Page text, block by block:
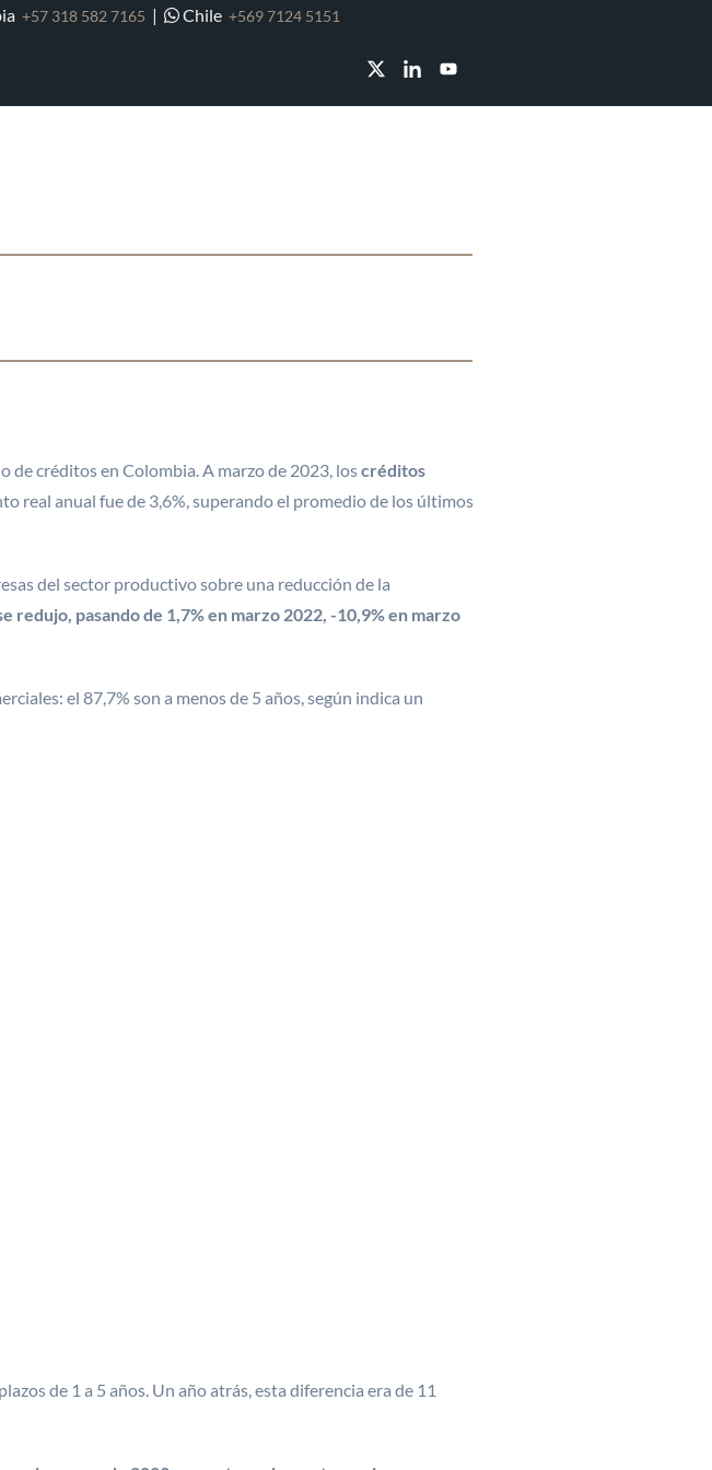
+57 318 582 7165 | Chile+569 7124 5151
A CRÉDITOS A CORTO
créditos en Colombia. A marzo de 2023, loscréditos
real anual fue de 3,6%, superando el promedio de los últimos
del sector productivo sobre una reducción de la
redujo, pasando de 1,7% en marzo 2022, -10,9% en marzo
el 87,7% son a menos de 5 años, según indica un
de 1 a 5 años. Un año atrás, esta diferencia era de 11